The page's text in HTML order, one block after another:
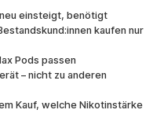
einsteigt, benötigt
kaufen nur
Pods passen
– nicht zu anderen
Kauf, welche Nikotinstärke